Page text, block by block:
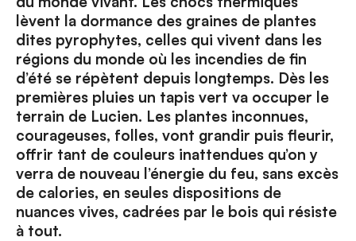
lèvent la dormance des graines de plantes
dites pyrophytes, celles qui vivent dans les
régions du monde où les incendies de fin
d’été se répètent depuis longtemps. Dès les
premières pluies un tapis vert va occuper le
terrain de Lucien. Les plantes inconnues,
courageuses, folles, vont grandir puis fleurir,
offrir tant de couleurs inattendues qu’on y
verra de nouveau l’énergie du feu, sans excès
de calories, en seules dispositions de
nuances vives, cadrées par le bois qui résiste
à tout.